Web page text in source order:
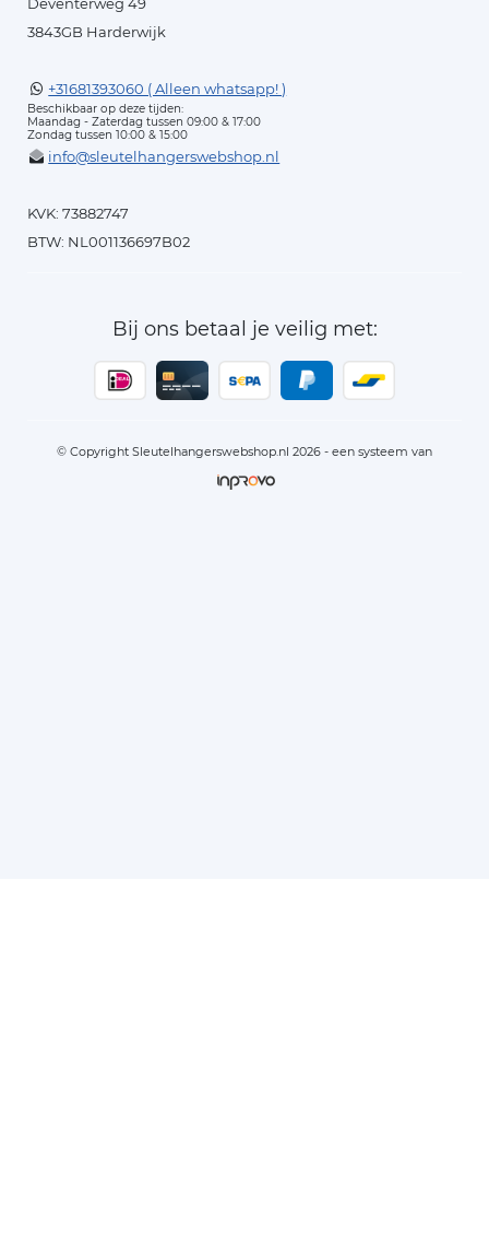
3843GB Harderwijk
+31681393060 ( Alleen whatsapp! )
Beschikbaar op deze tijden:
Maandag - Zaterdag tussen 09:00 & 17:00
Zondag tussen 10:00 & 15:00
info@sleutelhangerswebshop.nl
KVK: 73882747
BTW: NL001136697B02
Bij ons betaal je veilig met:
© Copyright Sleutelhangerswebshop.nl 2026 - een systeem van